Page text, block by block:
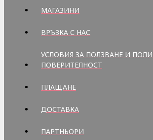
МАГАЗИНИ
ВРЪЗКА С НАС
УСЛОВИЯ ЗА ПОЛЗВАНЕ И
ПОВЕРИТЕЛНОСТ
ПЛАЩАНЕ
ДОСТАВКА
ПАРТНЬОРИ